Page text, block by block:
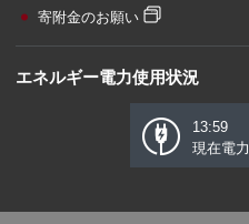
寄附金のお願い
エネルギー電力使用状況
13:59
現在電力